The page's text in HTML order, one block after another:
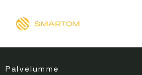
Palvelumme